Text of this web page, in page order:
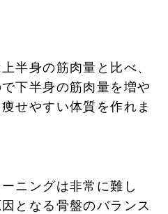
半身の筋肉量と比べ、
下半身の筋肉量を増や
せやすい体質を作れま
ニングは非常に難し
となる骨盤のバランス